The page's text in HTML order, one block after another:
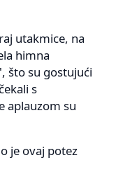
utakmice, na
himna
što su gostujući
s
aplauzom su
je ovaj potez